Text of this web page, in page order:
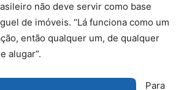
não deve servir como base
de imóveis. “Lá funciona como um
então qualquer um, de qualquer
alugar”.
Para